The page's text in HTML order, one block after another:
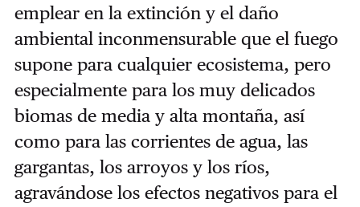
emplear en la extinción y el daño
ambiental inconmensurable que el fuego
supone para cualquier ecosistema, pero
especialmente para los muy delicados
biomas de media y alta montaña, así
como para las corrientes de agua, las
gargantas, los arroyos y los ríos,
agravándose los efectos negativos para el